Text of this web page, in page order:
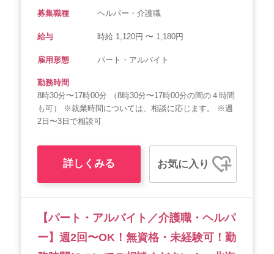
募集職種 ヘルパー・介護職
給与 時給 1,120円 〜 1,180円
雇用形態 パート・アルバイト
勤務時間
8時30分〜17時00分 （8時30分〜17時00分の間の４時間
も可） ※就業時間については、相談に応じます。 ※週
2日〜3日で相談可
詳しくみる お気に入り
【パート・アルバイト／介護職・ヘルパ
ー】週2回〜OK！無資格・未経験可！勤